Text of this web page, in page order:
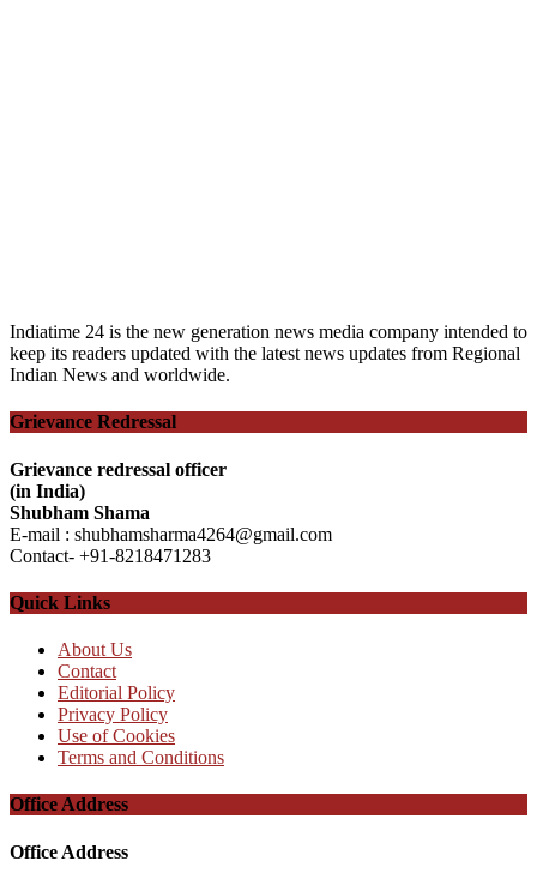
Indiatime 24 is the new generation news media company intended to
keep its readers updated with the latest news updates from Regional
Indian News and worldwide.
Grievance Redressal
Grievance redressal officer
(in India)
Shubham Shama
E-mail : shubhamsharma4264@gmail.com
Contact- +91-8218471283
Quick Links
About Us
Contact
Editorial Policy
Privacy Policy
Use of Cookies
Terms and Conditions
Office Address
Office Address